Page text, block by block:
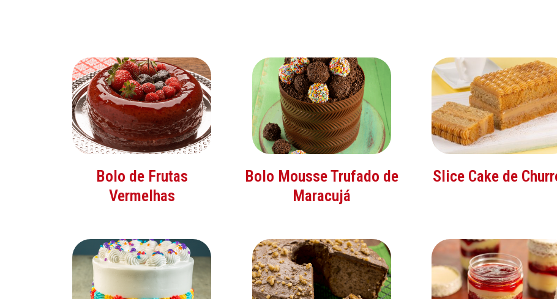
Bolo de Frutas
Vermelhas
Bolo Mousse Trufado de
Maracujá
Slice Cake de